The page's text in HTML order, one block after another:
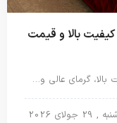
بالا و قیمت
گرمای عالی و…
جولای 2026